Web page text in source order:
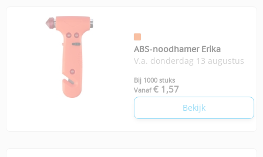
ABS-noodhamer Erika
V.a. donderdag 13 augustus
Bij 1000 stuks
Vanaf € 1,57
Bekijk